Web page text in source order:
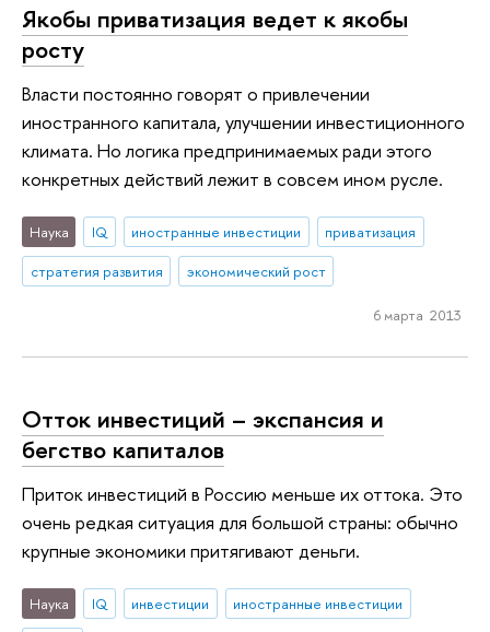
Якобы приватизация ведет к якобы
росту
Власти постоянно говорят о привлечении
иностранного капитала, улучшении инвестиционного
климата. Но логика предпринимаемых ради этого
конкретных действий лежит в совсем ином русле.
Наука IQ иностранные инвестиции
приватизация
стратегия развития
экономический рост
6 марта 2013
Отток инвестиций – экспансия и
бегство капиталов
Приток инвестиций в Россию меньше их оттока. Это
очень редкая ситуация для большой страны: обычно
крупные экономики притягивают деньги.
Наука IQ инвестиции
иностранные инвестиции